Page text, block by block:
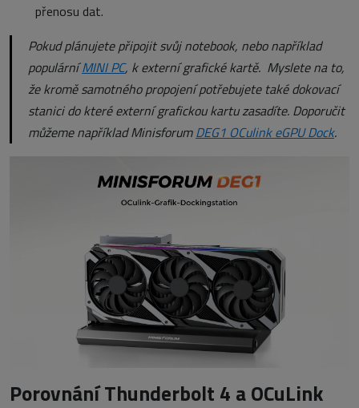
přenosu dat.
Pokud plánujete připojit svůj notebook, nebo například
populárníMINI PC, k externí grafické kartě. Myslete na to,
že kromě samotného propojení potřebujete také dokovací
stanici do které externí grafickou kartu zasadíte. Doporučit
můžeme například MinisforumDEG1 OCulink eGPU Dock.
Porovnání Thunderbolt 4 a OCuLink